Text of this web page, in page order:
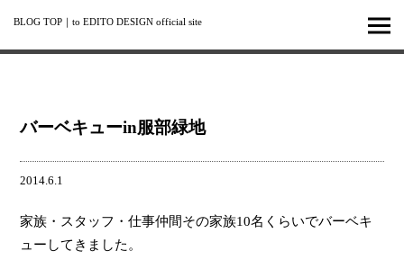
BLOG TOP ｜ to EDITO DESIGN official site
バーベキューin服部緑地
2014.6.1
家族・スタッフ・仕事仲間その家族10名くらいでバーベキ
ューしてきました。